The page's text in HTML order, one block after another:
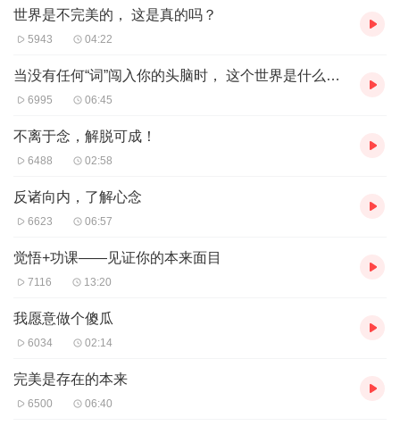
才有了某种现象。
不是有了某事你来描述，
风不定义前风是什么？
树未命名前树是何物？
如果你来到一个完全陌生的星球，
你会看见什么？
微笑未被诠释前微笑里有什么？
哭泣未被予名前哭泣是什么？
你能知道什么？
是心创造了它认知里的世界，
它未创造之前的那个世界，
世界是不完美的， 这是真的吗？
5943 04:22
当没有任何“词”闯入你的头脑时， 这个世界是什么样子？
6995 06:45
不离于念，解脱可成！
6488 02:58
反诸向内，了解心念
6623 06:57
觉悟+功课——见证你的本来面目
7116 13:20
我愿意做个傻瓜
6034 02:14
完美是存在的本来
6500 06:40